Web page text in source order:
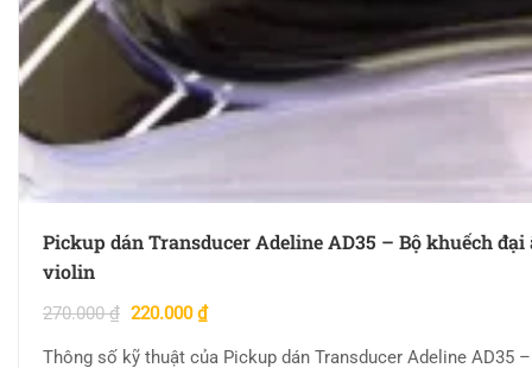
Pickup dán Transducer Adeline AD35 – Bộ khuếch
violin
270.000₫ 220.000₫
Thông số kỹ thuật của Pickup dán Transducer Adeline